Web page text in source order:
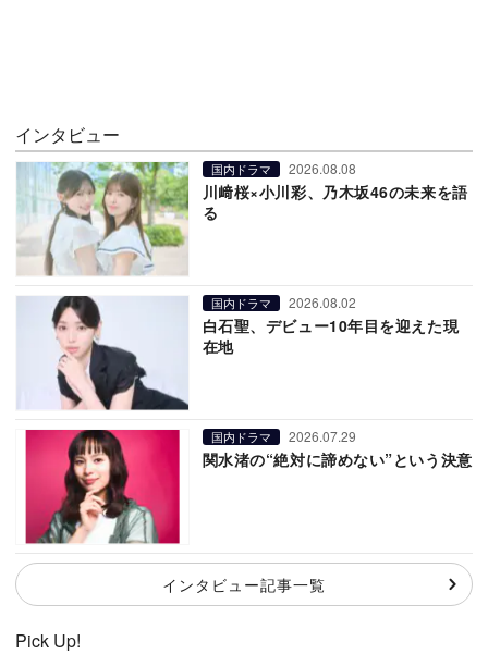
インタビュー
国内ドラマ 2026.08.08
川﨑桜×小川彩、乃木坂46の未来を語
る
国内ドラマ 2026.08.02
白石聖、デビュー10年目を迎えた現
在地
国内ドラマ 2026.07.29
関水渚の“絶対に諦めない”という決意
インタビュー記事一覧
Pick Up!